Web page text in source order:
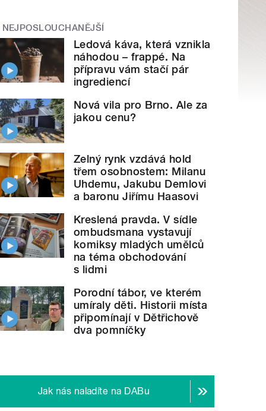
NEJPOSLOUCHANĚJŠÍ
Ledová káva, která vznikla
náhodou – frappé. Na
přípravu vám stačí pár
ingrediencí
Nová vila pro Brno. Ale za
jakou cenu?
Zelný rynk vzdává hold
třem osobnostem: Milanu
Uhdemu, Jakubu Demlovi
a baronu Jiřímu Haasovi
Kreslená pravda. V sídle
ombudsmana vystavují
komiksy mladých umělců
na téma obchodování
s lidmi
Porodní tábor, ve kterém
umíraly děti. Historii místa
připomínají v Dětřichově
dva pomníčky
Jak nás naladíte na DABu